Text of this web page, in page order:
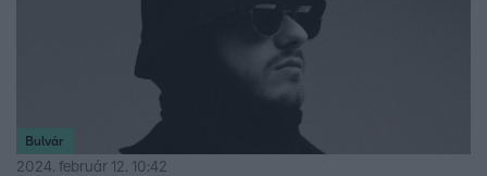
Bulvár
2024. február 12. 10:42